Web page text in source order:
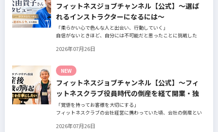
フィットネスジョブチャンネル【公式】～選ば
れるインストラクターになるには～
「柔らかい心で色んな人と出会い、行動していく」
自信がないときほど、自分には不可能だと思ったことに挑戦した
そんな風に自分だけでは思いつかないことを行動に移してきた結果
さん。選ばれるインストラクターになるために若松さんが取られた
行動とは？
2026年07月26日
NEW
フィットネスジョブチャンネル【公式】～フィ
ットネスクラブ役員時代の倒産を経て開業・独
立～
「覚悟を持ってお客様を大切にする」
フィットネスクラブの会社経営に携わっていた頃、会社の倒産とい
たパーソナルジム「ファントレイン」代表近藤健祐さんにインタビ
2026年07月26日